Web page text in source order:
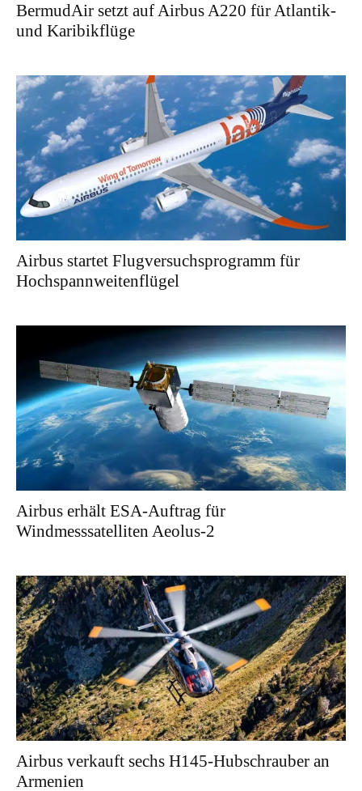
BermudAir setzt auf Airbus A220 für Atlantik-
und Karibikflüge
Airbus startet Flugversuchsprogramm für
Hochspannweitenflügel
Airbus erhält ESA-Auftrag für
Windmesssatelliten Aeolus-2
Airbus verkauft sechs H145-Hubschrauber an
Armenien